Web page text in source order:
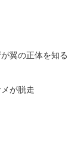
翼の正体を知る
が脱走